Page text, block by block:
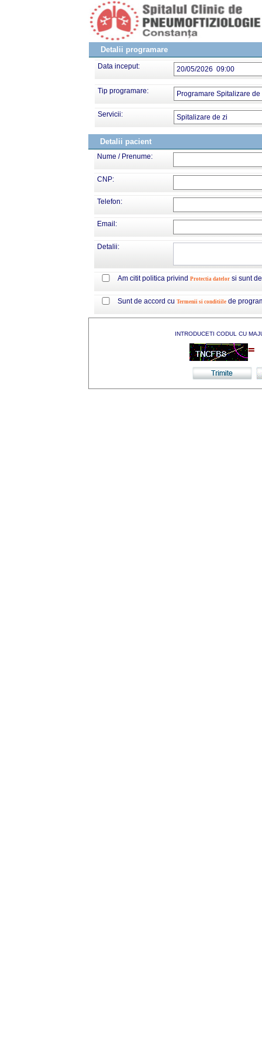
Detalii programare
Data inceput: 20/05/2026 09:00
Tip programare: Programare Spitalizare de
Servicii: Spitalizare de zi
Detalii pacient
Nume / Prenume:
CNP:
Telefon:
Email:
Detalii:
Am citit politica privind Protectia datelor si sunt
Sunt de accord cu Termenii si conditiile de
INTRODUCETI CODUL CU
=